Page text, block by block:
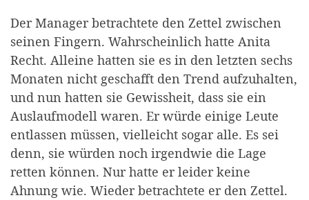
Der Manager betrachtete den Zettel zwischen
seinen Fingern. Wahrscheinlich hatte Anita
Recht. Alleine hatten sie es in den letzten sechs
Monaten nicht geschafft den Trend aufzuhalten,
und nun hatten sie Gewissheit, dass sie ein
Auslaufmodell waren. Er würde einige Leute
entlassen müssen, vielleicht sogar alle. Es sei
denn, sie würden noch irgendwie die Lage
retten können. Nur hatte er leider keine
Ahnung wie. Wieder betrachtete er den Zettel.